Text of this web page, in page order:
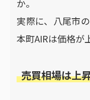
か。
実際に、八尾市
本町AIRは価格が
売買相場は上